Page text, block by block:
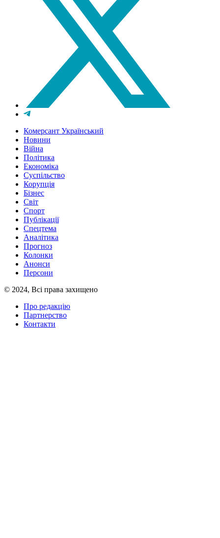
Комерсант Український
Новини
Війна
Політика
Економіка
Суспільство
Корупція
Бізнес
Світ
Спорт
Публікації
Спецтема
Аналітика
Прогноз
Колонки
Анонси
Персони
© 2024, Всі права захищено
Про редакцію
Партнерство
Контакти